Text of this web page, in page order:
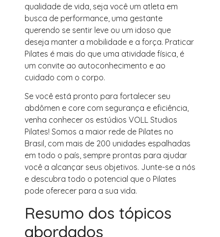
qualidade de vida, seja você um atleta em
busca de performance, uma gestante
querendo se sentir leve ou um idoso que
deseja manter a mobilidade e a força. Praticar
Pilates é mais do que uma atividade física, é
um convite ao autoconhecimento e ao
cuidado com o corpo.
Se você está pronto para fortalecer seu
abdômen e core com segurança e eficiência,
venha conhecer os estúdios VOLL Studios
Pilates! Somos a maior rede de Pilates no
Brasil, com mais de 200 unidades espalhadas
em todo o país, sempre prontas para ajudar
você a alcançar seus objetivos. Junte-se a nós
e descubra todo o potencial que o Pilates
pode oferecer para a sua vida.
Resumo dos tópicos
abordados